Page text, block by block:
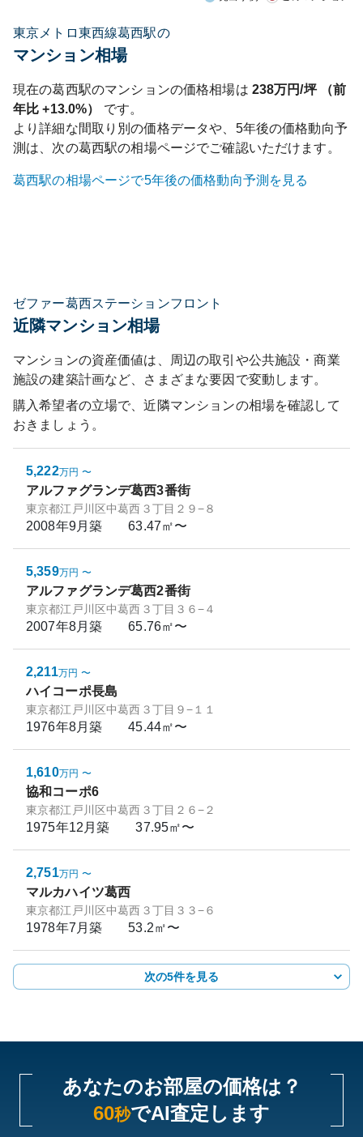
東京メトロ東西線葛西駅の
マンション相場
現在の葛西駅のマンションの価格相場は 238万円/坪 （前
年比+13.0%）
です。
より詳細な間取り別の価格データや、5年後の価格動向予
測は、次の葛西駅の相場ページでご確認いただけます。
葛西駅の相場ページで5年後の価格動向予測を見る
ゼファー葛西ステーションフロント
近隣マンション相場
マンションの資産価値は、周辺の取引や公共施設・商業
施設の建築計画など、さまざまな要因で変動します。
購入希望者の立場で、近隣マンションの相場を確認して
おきましょう。
5,222万円 〜
アルファグランデ葛西3番街
東京都江戸川区中葛西３丁目２９−８
2008年9月築 63.47㎡〜
5,359万円 〜
アルファグランデ葛西2番街
東京都江戸川区中葛西３丁目３６−４
2007年8月築 65.76㎡〜
2,211万円 〜
ハイコーポ長島
東京都江戸川区中葛西３丁目９−１１
1976年8月築 45.44㎡〜
1,610万円 〜
協和コーポ6
東京都江戸川区中葛西３丁目２６−２
1975年12月築 37.95㎡〜
2,751万円 〜
マルカハイツ葛西
東京都江戸川区中葛西３丁目３３−６
1978年7月築 53.2㎡〜
次の5件を見る
あなたのお部屋の価格は？
60秒でAI査定します